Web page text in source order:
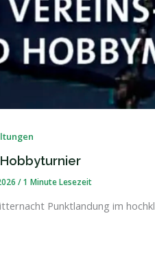
/1 Minute Lesezeit
Punktlandung im